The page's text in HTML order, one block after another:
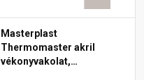
Masterplast
Thermomaster akril
vékonyvakolat,